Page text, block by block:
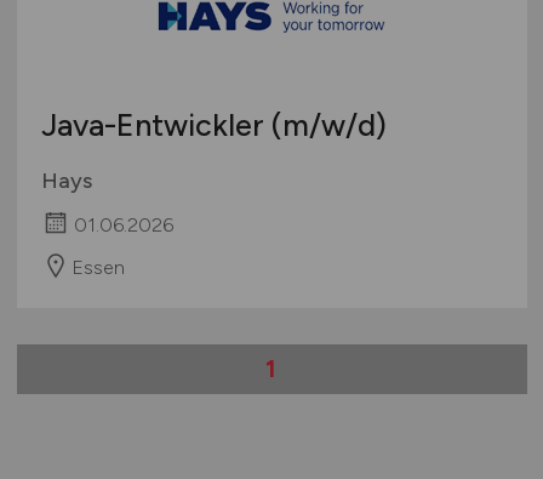
Java-Entwickler (m/w/d)
Hays
01.06.2026
Essen
1